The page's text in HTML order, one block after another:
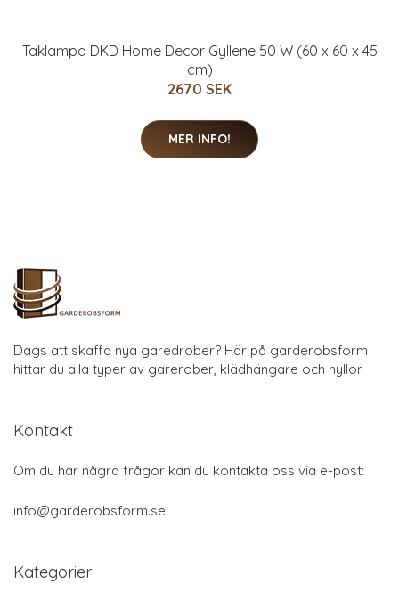
Taklampa DKD Home Decor Gyllene 50 W (60 x 60 x 45
cm)
2670 SEK
MER INFO!
Dags att skaffa nya garedrober? Här på garderobsform
hittar du alla typer av garerober, klädhängare och hyllor
Kontakt
Om du har några frågor kan du kontakta oss via e-post:
info@garderobsform.se
Kategorier